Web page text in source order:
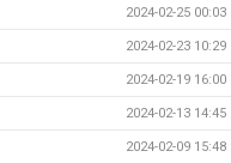
2024-02-25 00:03
2024-02-23 10:29
2024-02-19 16:00
2024-02-13 14:45
2024-02-09 15:48